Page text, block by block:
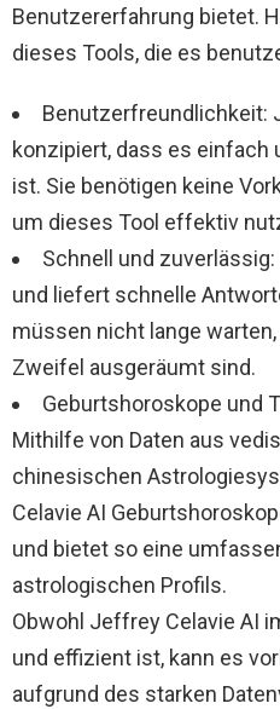
Benutzererfahrung bietet.
dieses Tools, die es
Benutzerfreundlichkeit:
konzipiert, dass es einfach
ist. Sie benötigen keine
um dieses Tool effektiv
Schnell und
und liefert schnelle
müssen nicht lange
Zweifel ausgeräumt sind.
Geburtshoroskope und
Mithilfe von Daten aus
chinesischen
Celavie AI
und bietet so eine
astrologischen Profils.
Obwohl Jeffrey Celavie AI
und effizient ist, kann es
aufgrund des starken